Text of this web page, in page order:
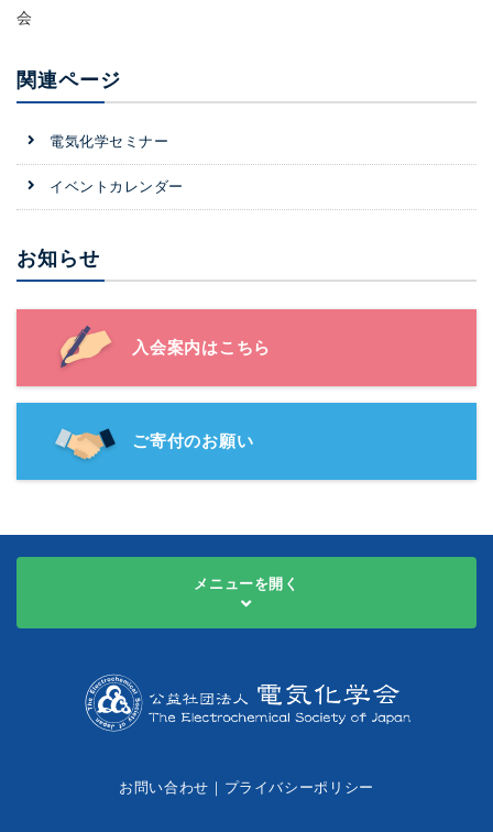
会
関連ページ
電気化学セミナー
イベントカレンダー
お知らせ
入会案内はこちら
ご寄付のお願い
メニューを開く
お問い合わせ ｜ プライバシーポリシー